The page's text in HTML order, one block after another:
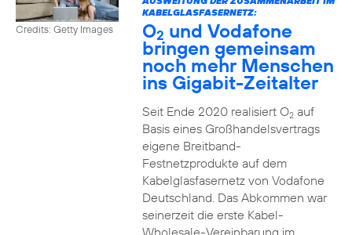
Credits: Getty Images
KABELGLASFASERNETZ:
O2 und Vodafone
bringen gemeinsam
noch mehr Menschen
ins Gigabit-Zeitalter
Seit Ende 2020 realisiert O2auf
Basis eines Großhandelsvertrags
eigene Breitband-
Festnetzprodukte auf dem
Kabelglasfasernetz von Vodafone
Deutschland. Das Abkommen war
seinerzeit die erste Kabel-
Wholesale-Vereinbarung im